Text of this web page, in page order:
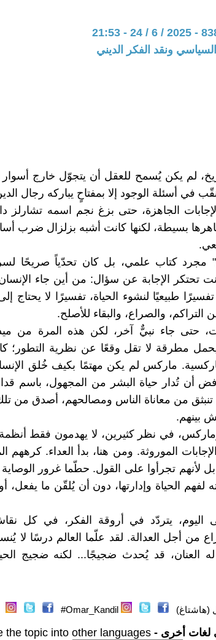
السياسي ونقد الفكر الديني
لم يكن يُسمح للعقل أن يتجوّل خارج أسوار
في أسئلة الوجود إلا بمفتاحٍ يباركه رجال
الجاهزة، حتى بزغ نجم اسمه تشارلز
بسيطة، لكنها كانت أشبه بزلزال ضرب
مجرد كتاب علمي، بل كان تحدّياً صريحًا
تحتكر الإجابة عن سؤال: من أين جاء
طبيعيًا لنشوء الحياة، تفسيرًا لا يحتاج
التراكم، والصراع، والبقاء للأصلح.
حتى جاء نبيٌّ آخر، لكن هذه المرة من
يحمل مطرقة لا تقل وقعًا عن نظرية التطور؛
ماركس لم يكن مهتمًا بكيف خُلق
أن تُدار حياة البشر من المجهول، باسم
تنبثق من معاناة الناس ومصالحهم، أصدق من
بينهم.
في نظر كثيرين، لا يهدمون فقط
الموروثة. ومن هنا، بدأ العداء. كرههم
بل لأنهم تجرأوا على القول. حطّما غرور الوصاية
لفهم الحياة وإدارتها، دون أن يُلقّن ما يفعل،
اليوم، يتردّد في أروقة الفكر، في كل
من أجل العدالة. لقد علّما العالم درسًا لا
العنان، قد يُحدث ضجيجًا... لكنه ضجيج
(هاشتاغ) Omar_Kandil#
لغات أخرى - the topic into other languages